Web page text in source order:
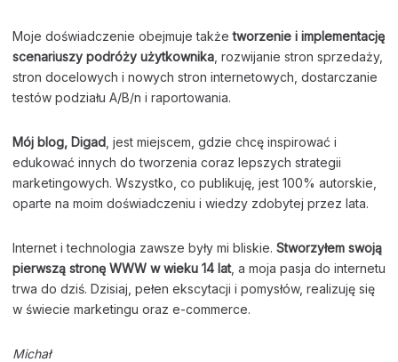
Moje doświadczenie obejmuje takżetworzenie i implementację
scenariuszy podróży użytkownika , rozwijanie stron sprzedaży,
stron docelowych i nowych stron internetowych, dostarczanie
testów podziału A/B/n i raportowania.
Mój blog, Digad , jest miejscem, gdzie chcę inspirować i
edukować innych do tworzenia coraz lepszych strategii
marketingowych. Wszystko, co publikuję, jest 100% autorskie,
oparte na moim doświadczeniu i wiedzy zdobytej przez lata.
Internet i technologia zawsze były mi bliskie. Stworzyłem swoją
pierwszą stronę WWW w wieku 14 lat, a moja pasja do internetu
trwa do dziś. Dzisiaj, pełen ekscytacji i pomysłów, realizuję się
w świecie marketingu oraz e-commerce.
Michał